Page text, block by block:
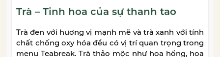
Trà – Tinh hoa của sự thanh tao
Trà đen với hương vị mạnh mẽ và trà xanh với tính
chất chống oxy hóa đều có vị trí quan trọng trong
menu Teabreak. Trà thảo mộc như hoa hồng, hoa